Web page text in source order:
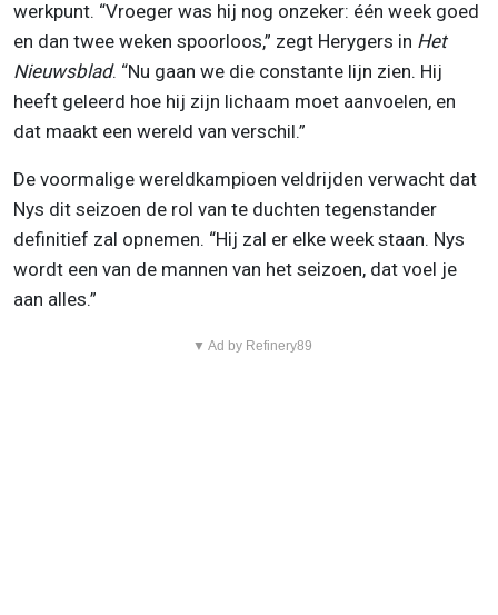
werkpunt. “Vroeger was hij nog onzeker: één week goed
en dan twee weken spoorloos,” zegt Herygers in Het
Nieuwsblad. “Nu gaan we die constante lijn zien. Hij
heeft geleerd hoe hij zijn lichaam moet aanvoelen, en
dat maakt een wereld van verschil.”
De voormalige wereldkampioen veldrijden verwacht dat
Nys dit seizoen de rol van te duchten tegenstander
definitief zal opnemen. “Hij zal er elke week staan. Nys
wordt een van de mannen van het seizoen, dat voel je
aan alles.”
▼ Ad by Refinery89